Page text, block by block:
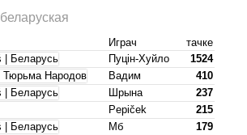
беларуская
Играч
тачке
Пуцін-Хуйло
1524
Вадим
410
Шрына
237
Pepiček
215
Мб
179